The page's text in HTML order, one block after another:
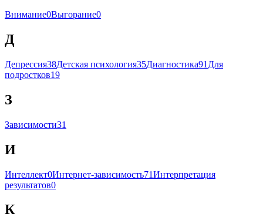
Внимание0Выгорание0
Д
Депрессия38Детская психология35Диагностика91 Для
подростков19
З
Зависимости31
И
Интеллект0Интернет-зависимость71Интерпретация
результатов0
К